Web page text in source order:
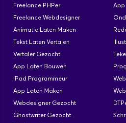
Freelance PHPer
App
Freelance Webdesigner
Animatie Laten Maken
Tekst Laten Vertalen
Vertaler Gezocht
App Laten Bouwen
iPad Programmeur
App Laten Maken
Webdesigner Gezocht
Ghostwriter Gezocht